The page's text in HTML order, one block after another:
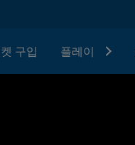
구입 플레이